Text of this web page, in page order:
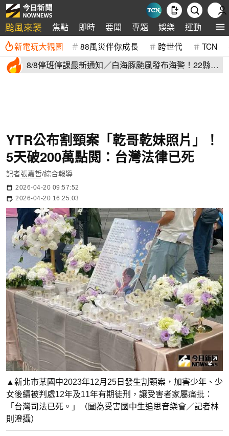
颱風來襲 焦點 即時 要聞 專題 娛樂 運動 全球
新電玩大觀園 88風災伴你成長 跨世代 TCN
8/8停班停課最新通知／白海豚颱風發布海警！22縣市
YTR公布割頸案「乾哥乾妹照片」！
5天破200萬點閱：台灣法律已死
記者張嘉哲/綜合報導
2026-04-20 09:57:52
2026-04-20 16:25:03
▲新北市某國中2023年12月25日發生割頸案，加害少年、少
女後續被判處12年及11年有期徒刑，讓受害者家屬痛批：
「台灣司法已死。」（圖為受害國中生追思音樂會／記者林
則澄攝）